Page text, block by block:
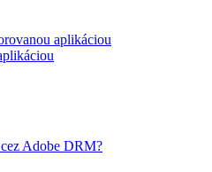
aplikáciou
Adobe DRM?